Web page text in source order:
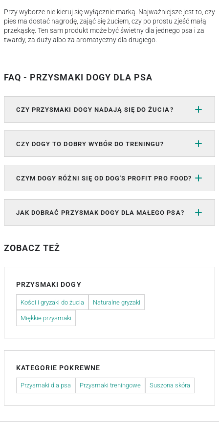
Przy wyborze nie kieruj się wyłącznie marką. Najważniejsze jest to, czy
pies ma dostać nagrodę, zająć się żuciem, czy po prostu zjeść małą
przekąskę. Ten sam produkt może być świetny dla jednego psa i za
twardy, za duży albo za aromatyczny dla drugiego.
FAQ - PRZYSMAKI DOGY DLA PSA
CZY PRZYSMAKI DOGY NADAJĄ SIĘ DO ŻUCIA?
CZY DOGY TO DOBRY WYBÓR DO TRENINGU?
CZYM DOGY RÓŻNI SIĘ OD DOG'S PROFIT PRO FOOD?
JAK DOBRAĆ PRZYSMAK DOGY DLA MAŁEGO PSA?
ZOBACZ TEŻ
PRZYSMAKI DOGY
Kości i gryzaki do żucia Naturalne gryzaki
Miękkie przysmaki
KATEGORIE POKREWNE
Przysmaki dla psa Przysmaki treningowe Suszona skóra